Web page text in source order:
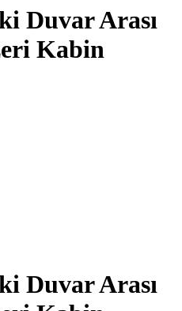
Duvar Arası
Kabin
Duvar Arası